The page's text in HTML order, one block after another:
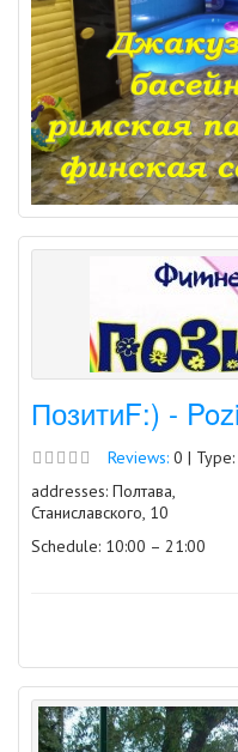
ПозитиF:) -
Reviews: 0 | Type:
addresses: Полтава,
Станиславского, 10
Schedule: 10:00 – 21:00